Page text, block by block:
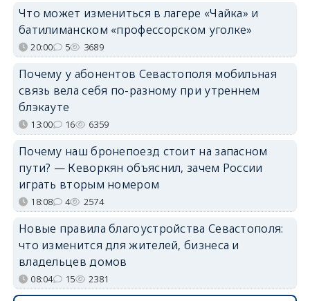
Что может измениться в лагере «Чайка» и
батилиманском «профессорском уголке»
20:00 5 3689
Почему у абонентов Севастополя мобильная
связь вела себя по-разному при утреннем
блэкауте
13:00 16 6359
Почему наш бронепоезд стоит на запасном
пути? — Кеворкян объяснил, зачем России
играть вторым номером
18:08 4 2574
Новые правила благоустройства Севастополя:
что изменится для жителей, бизнеса и
владельцев домов
08:04 15 2381